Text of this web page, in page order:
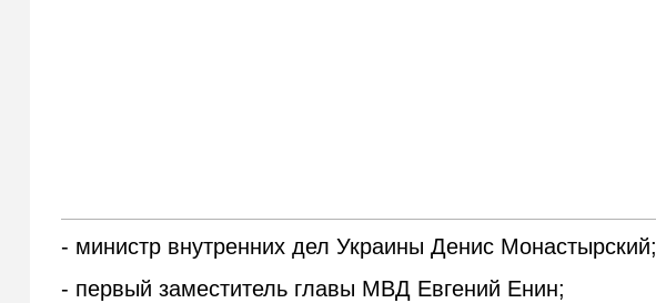
- министр внутренних дел Украины Денис Монастырский;
- первый заместитель главы МВД Евгений Енин;